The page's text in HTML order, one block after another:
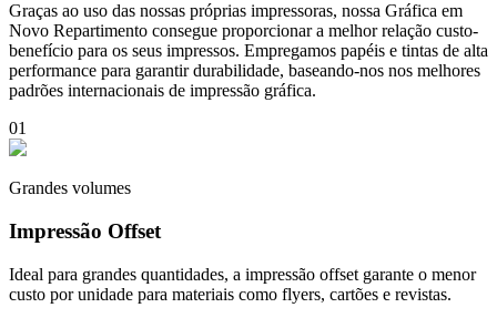
Graças ao uso das nossas próprias impressoras, nossa Gráfica em
Novo Repartimento consegue proporcionar a melhor relação custo-
benefício para os seus impressos. Empregamos papéis e tintas de alta
performance para garantir durabilidade, baseando-nos nos melhores
padrões internacionais de impressão gráfica.
01
Grandes volumes
Impressão Offset
Ideal para grandes quantidades, a impressão offset garante o menor
custo por unidade para materiais como flyers, cartões e revistas.